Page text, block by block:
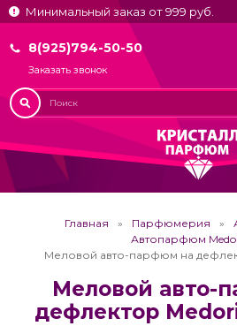
Минимальный заказ от 999 руб.
8(925)794-50-50
Заказать звонок
Главная Парфюмерия
Автопарфюм
Меловой авто-парфюм на
Меловой авто-
дефлектор